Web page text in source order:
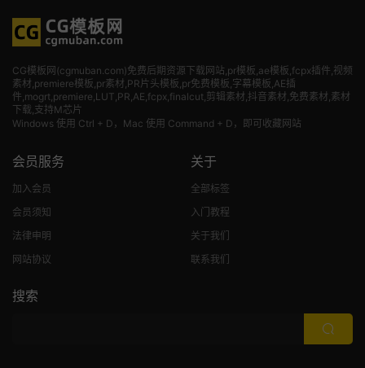
CG模板网(cgmuban.com)免费后期资源下载网站,pr模板,ae模板,fcpx插件,视频
素材 ,premiere模板,pr素材,PR片头模板,pr免费模板,字幕模板,AE插
件,mogrt,premiere,LUT,PR,AE,fcpx,finalcut,剪辑素材,抖音素材,免费素材,素材
下载,支持M芯片
Windows 使用 Ctrl + D，Mac 使用 Command + D，即可收藏网站
会员服务
加入会员
会员须知
法律申明
网站协议
关于
全部标签
入门教程
关于我们
联系我们
搜索